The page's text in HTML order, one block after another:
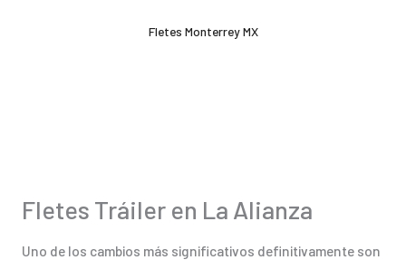
Fletes Monterrey MX
Fletes Tráiler en La Alianza
Uno de los cambios más significativos definitivamente son